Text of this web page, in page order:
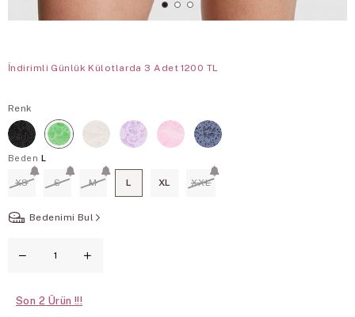
İndirimli Günlük Külotlarda 3 Adet 1200 TL
Renk
Beden L
XS S M L XL XXL
Bedenimi Bul
Son 2